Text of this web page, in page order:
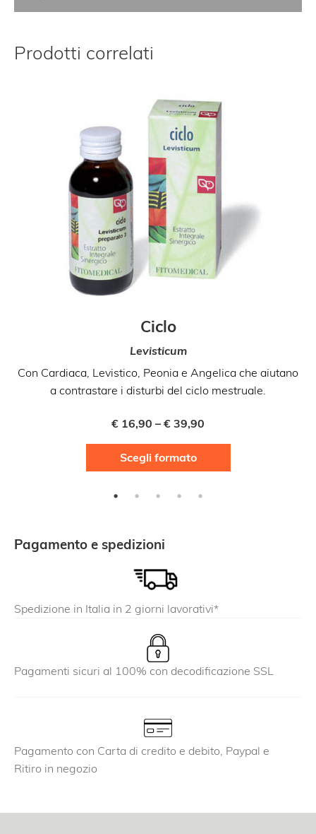
Prodotti correlati
Ciclo
Levisticum
Con Cardiaca, Levistico, Peonia e Angelica che aiutano
a contrastare i disturbi del ciclo mestruale.
€ 16,90 – € 39,90
Scegli formato
prodotto
del
Pagamento e spedizioni
Spedizione in Italia in 2 giorni lavorativi*
Pagamenti sicuri al 100% con decodificazione SSL
Pagamento con Carta di credito e debito, Paypal e
Ritiro in negozio